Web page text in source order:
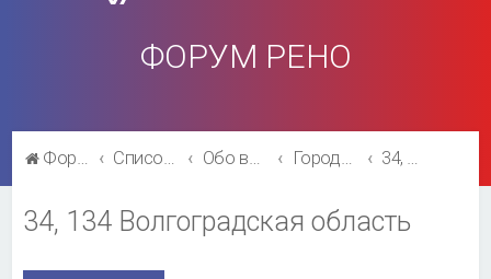
ФОРУМ РЕНО
Форум Рено Список форумов Обо всём остальном Города и регионы. 34, 134 Волгоградская область
34, 134 Волгоградская область